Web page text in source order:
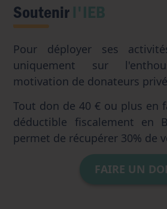
Soutenirl'IEB
Pour déployer ses
uniquement sur
motivation de donateurs
Tout don de 40 € ou plus en
déductible fiscalement en
permet de récupérer 30% de
FAIRE UN